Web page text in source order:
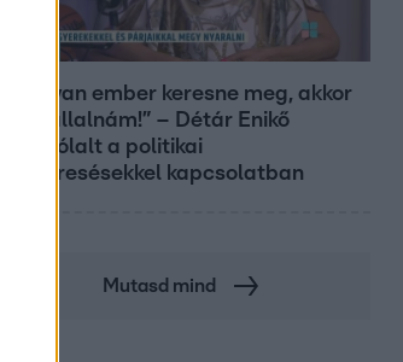
„Ha olyan ember keresne meg, akkor
sem vállalnám!” – Détár Enikő
megszólalt a politikai
megkeresésekkel kapcsolatban
Mutasd mind